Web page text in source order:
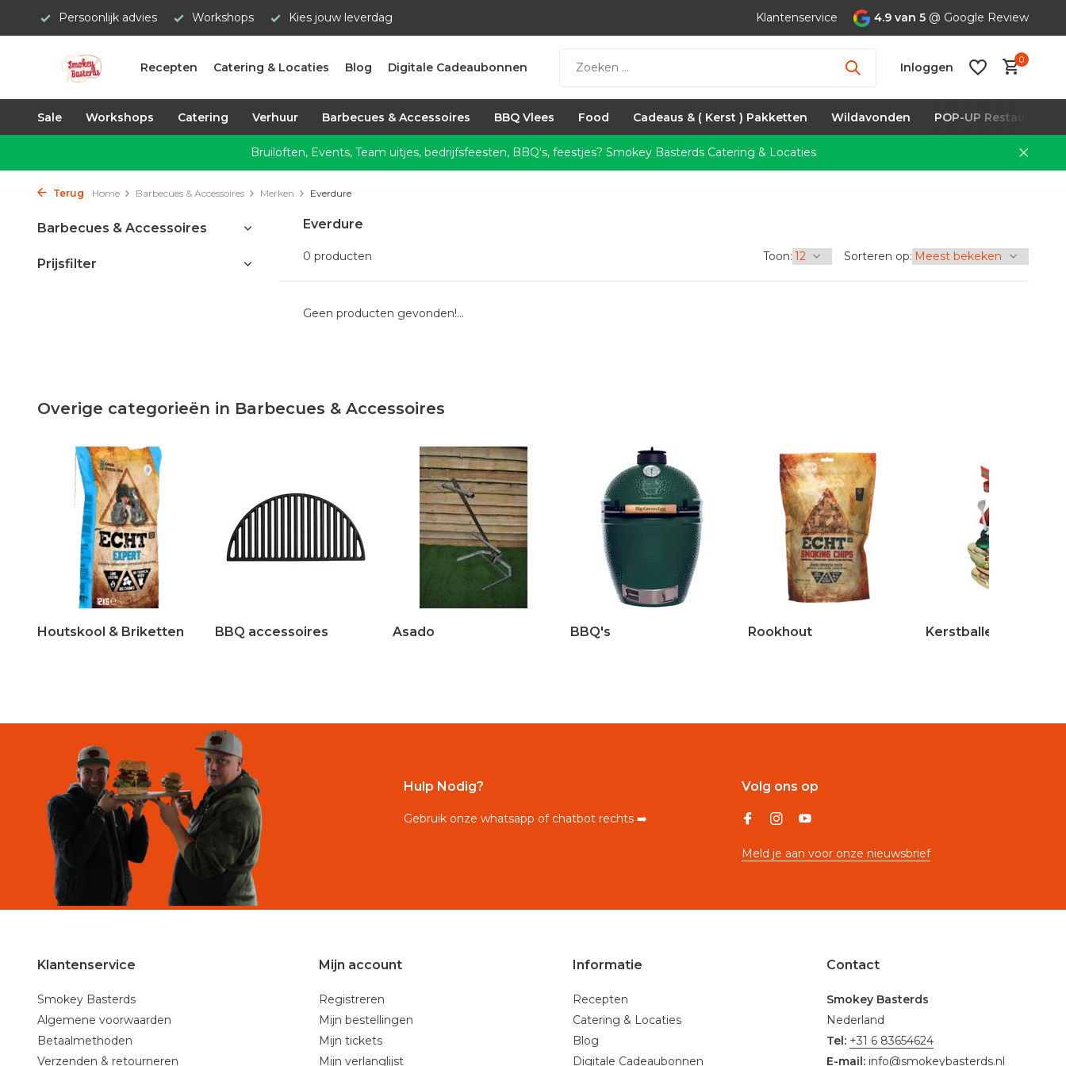
Persoonlijk advies Workshops Kies jouw leverdag Klantenservice 4.9 van 5 @ Google Review
Recepten Catering & Locaties Blog Digitale Cadeaubonnen Inloggen
0
Sale Workshops Catering Verhuur Barbecues & Accessoires BBQ Vlees Food Cadeaus & ( Kerst ) Pakketten Wildavonden POP-UP Restaurants
Bruiloften, Events, Team uitjes, bedrijfsfeesten, BBQ's, feestjes? Smokey Basterds Catering & Locaties
Terug Home Barbecues & Accessoires Merken Everdure
Barbecues & Accessoires
Prijsfilter
Everdure
0 producten Toon: Sorteren op:
Geen producten gevonden!...
Overige categorieën in Barbecues & Accessoires
Houtskool & Briketten BBQ accessoires Asado BBQ's Rookhout Kerstballen
Hulp Nodig?
Gebruik onze whatsapp of chatbot rechts ➡️
Volg ons op
Meld je aan voor onze nieuwsbrief
Klantenservice
Smokey Basterds
Algemene voorwaarden
Betaalmethoden
Verzenden & retourneren
Mijn account
Registreren
Mijn bestellingen
Mijn tickets
Mijn verlanglijst
Informatie
Recepten
Catering & Locaties
Blog
Digitale Cadeaubonnen
Contact
Smokey Basterds
Nederland
Tel: +31 6 83654624
E-mail: info@smokeybasterds.nl